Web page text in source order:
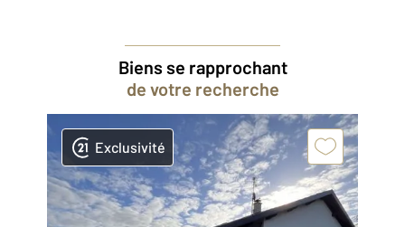
Biens se rapprochant
de votre recherche
Exclusivité